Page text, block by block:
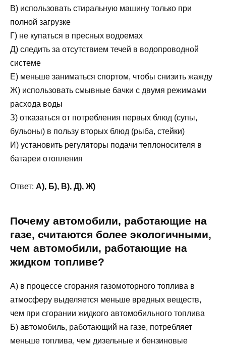
В) использовать стиральную машину только при
полной загрузке
Г) не купаться в пресных водоемах
Д) следить за отсутствием течей в водопроводной
системе
Е) меньше заниматься спортом, чтобы снизить жажду
Ж) использовать смывные бачки с двумя режимами
расхода воды
З) отказаться от потребления первых блюд (супы,
бульоны) в пользу вторых блюд (рыба, стейки)
И) установить регуляторы подачи теплоносителя в
батареи отопления
Ответ: А), Б), В), Д), Ж)
Почему автомобили, работающие на
газе, считаются более экологичными,
чем автомобили, работающие на
жидком топливе?
А) в процессе сгорания газомоторного топлива в
атмосферу выделяется меньше вредных веществ,
чем при сгорании жидкого автомобильного топлива
Б) автомобиль, работающий на газе, потребляет
меньше топлива, чем дизельные и бензиновые